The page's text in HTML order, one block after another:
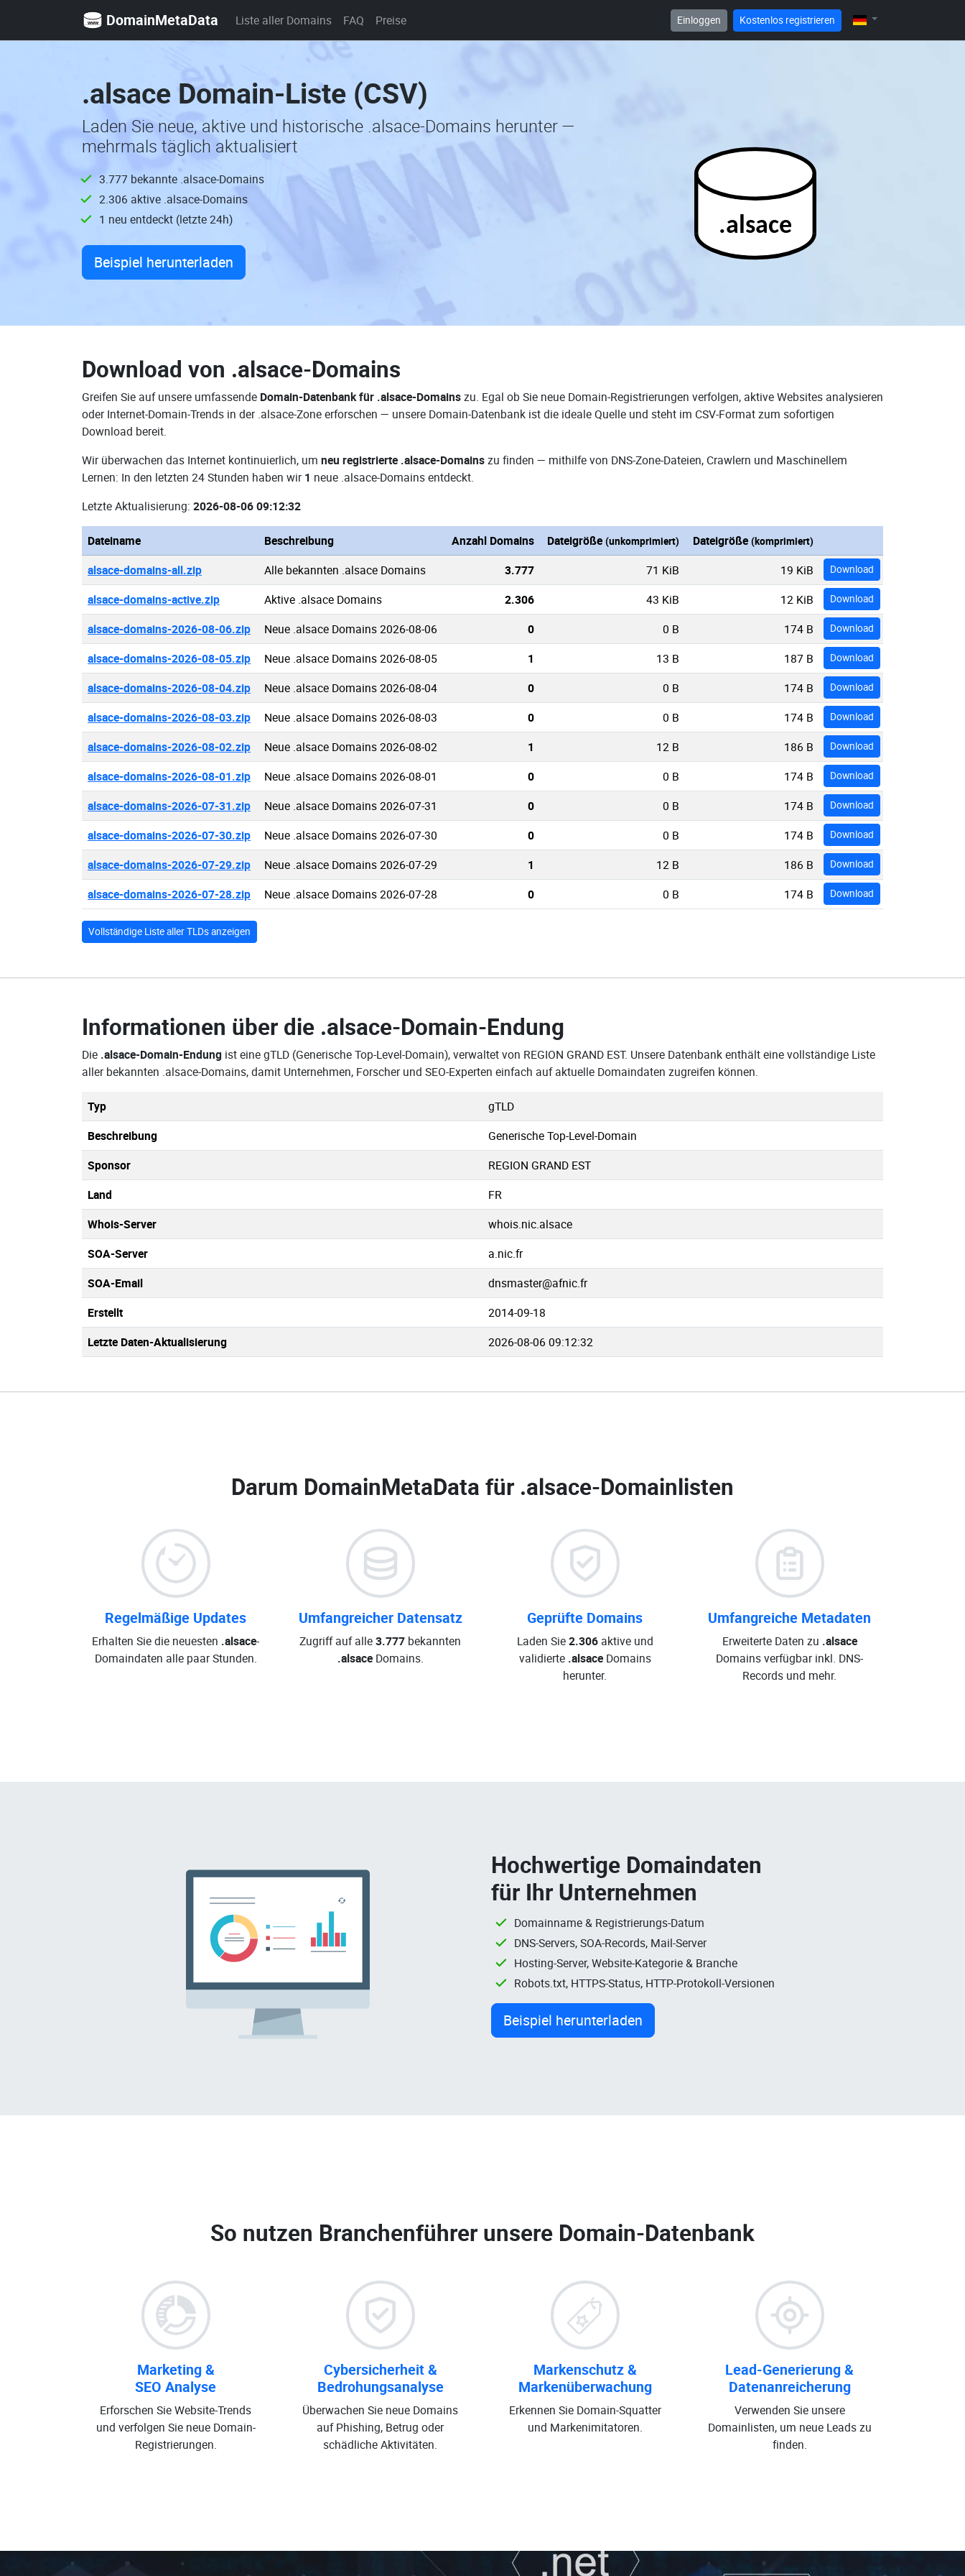
DomainMetaData Liste aller Domains FAQ Preise Einloggen Kostenlos registrieren
.alsace Domain-Liste (CSV)
Laden Sie neue, aktive und historische .alsace-Domains herunter —
mehrmals täglich aktualisiert
3.777 bekannte .alsace-Domains
2.306 aktive .alsace-Domains
1 neu entdeckt (letzte 24h)
Beispiel herunterladen
.alsace
Download von .alsace-Domains
Greifen Sie auf unsere umfassende Domain-Datenbank für .alsace-Domainszu. Egal ob Sie neue Domain-Registrierungen verfolgen, aktive Websites analysieren
oder Internet-Domain-Trends in der .alsace-Zone erforschen — unsere Domain-Datenbank ist die ideale Quelle und steht im CSV-Format zum sofortigen
Download bereit.
Wir überwachen das Internet kontinuierlich, um neu registrierte .alsace-Domainszu finden — mithilfe von DNS-Zone-Dateien, Crawlern und Maschinellem
Lernen: In den letzten 24 Stunden haben wir 1 neue .alsace-Domains entdeckt.
Letzte Aktualisierung: 2026-08-06 09:12:32
Dateiname Beschreibung Anzahl Domains Dateigröße (unkomprimiert) Dateigröße (komprimiert)
alsace-domains-all.zip Alle bekannten .alsace Domains 3.777 71 KiB 19 KiB Download
alsace-domains-active.zip Aktive .alsace Domains 2.306 43 KiB 12 KiB Download
alsace-domains-2026-08-06.zip Neue .alsace Domains 2026-08-06 0 0 B 174 B Download
alsace-domains-2026-08-05.zip Neue .alsace Domains 2026-08-05 1 13 B 187 B Download
alsace-domains-2026-08-04.zip Neue .alsace Domains 2026-08-04 0 0 B 174 B Download
alsace-domains-2026-08-03.zip Neue .alsace Domains 2026-08-03 0 0 B 174 B Download
alsace-domains-2026-08-02.zip Neue .alsace Domains 2026-08-02 1 12 B 186 B Download
alsace-domains-2026-08-01.zip Neue .alsace Domains 2026-08-01 0 0 B 174 B Download
alsace-domains-2026-07-31.zip Neue .alsace Domains 2026-07-31 0 0 B 174 B Download
alsace-domains-2026-07-30.zip Neue .alsace Domains 2026-07-30 0 0 B 174 B Download
alsace-domains-2026-07-29.zip Neue .alsace Domains 2026-07-29 1 12 B 186 B Download
alsace-domains-2026-07-28.zip Neue .alsace Domains 2026-07-28 0 0 B 174 B Download
Vollständige Liste aller TLDs anzeigen
Informationen über die .alsace-Domain-Endung
Die .alsace-Domain-Endung ist eine gTLD (Generische Top-Level-Domain), verwaltet von REGION GRAND EST. Unsere Datenbank enthält eine vollständige Liste
aller bekannten .alsace-Domains, damit Unternehmen, Forscher und SEO-Experten einfach auf aktuelle Domaindaten zugreifen können.
Typ
gTLD
Beschreibung
Generische Top-Level-Domain
Sponsor
REGION GRAND EST
Land
FR
Whois-Server
whois.nic.alsace
SOA-Server
a.nic.fr
SOA-Email
dnsmaster@afnic.fr
Erstellt
2014-09-18
Letzte Daten-Aktualisierung
2026-08-06 09:12:32
Darum DomainMetaData für .alsace-Domainlisten
Regelmäßige Updates
Erhalten Sie die neuesten .alsace-
Domaindaten alle paar Stunden.
Umfangreicher Datensatz
Zugriff auf alle3.777 bekannten
.alsaceDomains.
Geprüfte Domains
Laden Sie2.306aktive und
validierte .alsaceDomains
herunter.
Umfangreiche Metadaten
Erweiterte Daten zu .alsace
Domains verfügbar inkl. DNS-
Records und mehr.
Hochwertige Domaindaten
für Ihr Unternehmen
Domainname & Registrierungs-Datum
DNS-Servers, SOA-Records, Mail-Server
Hosting-Server, Website-Kategorie & Branche
Robots.txt, HTTPS-Status, HTTP-Protokoll-Versionen
Beispiel herunterladen
So nutzen Branchenführer unsere Domain-Datenbank
Marketing &
SEO Analyse
Erforschen Sie Website-Trends
und verfolgen Sie neue Domain-
Registrierungen.
Cybersicherheit &
Bedrohungsanalyse
Überwachen Sie neue Domains
auf Phishing, Betrug oder
schädliche Aktivitäten.
Markenschutz &
Markenüberwachung
Erkennen Sie Domain-Squatter
und Markenimitatoren.
Lead-Generierung &
Datenanreicherung
Verwenden Sie unsere
Domainlisten, um neue Leads zu
finden.